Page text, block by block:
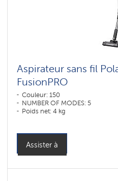
Aspirateur sans fil
FusionPRO
Couleur: 150
NUMBER OF MODES: 5
Poids net: 4 kg
Assister à